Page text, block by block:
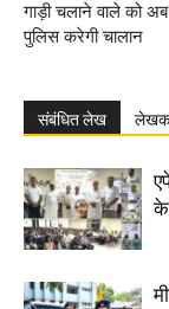
गाड़ी चलाने वाले को
पुलिस करेगी चालान
संबंधित लेख लेखक
के